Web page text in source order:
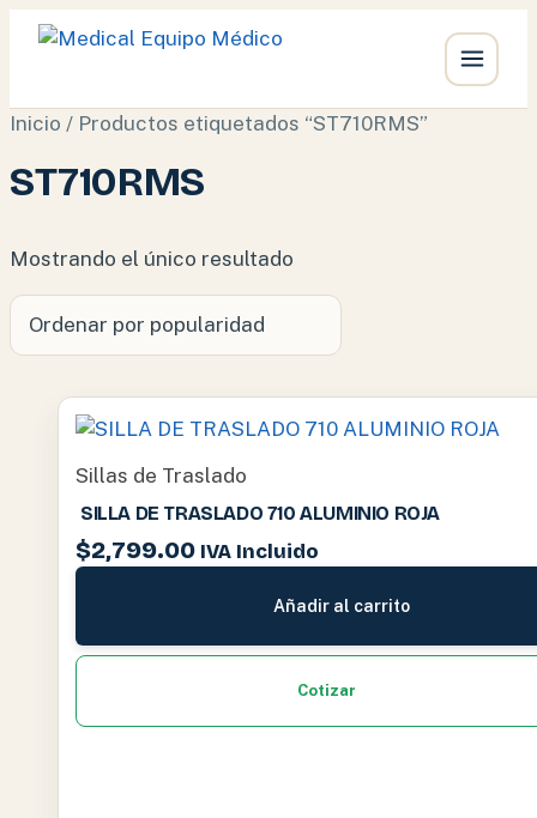
Ir
contenido
Inicio / Productos etiquetados “ST710RMS”
ST710RMS
Mostrando el único resultado
Sillas de Traslado
SILLA DE TRASLADO 710 ALUMINIO ROJA
$2,799.00 IVA Incluido
Añadir al carrito
Cotizar